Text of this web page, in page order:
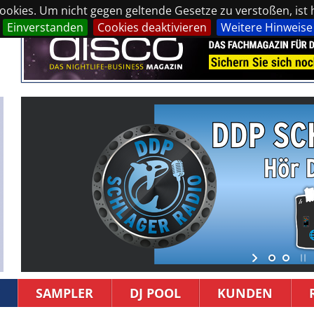
Um nicht gegen geltende Gesetze zu verstoßen,
Einverstanden
Cookies deaktivieren Weitere Hinweise
SAMPLER DJ POOL KUNDEN